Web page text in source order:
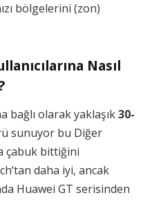
bölgelerini (zon)
Nasıl
bağlı olarak yaklaşık30-
sunuyor bu Diğer
çabuk bittiğini
daha iyi, ancak
Huawei GT serisinden